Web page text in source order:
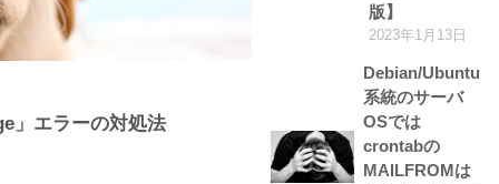
」エラーの対処法
版】
2023年1月13日
Debian/Ubuntu
系統のサーバ
OSでは
crontabの
MAILFROMは